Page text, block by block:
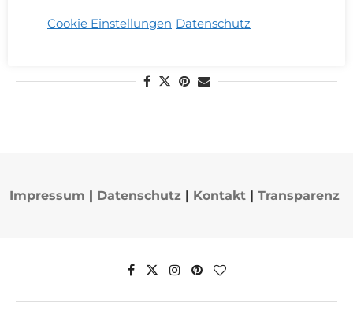
Impressum | Datenschutz | Kontakt | Transparenz
Cookie Einstellungen Datenschutz